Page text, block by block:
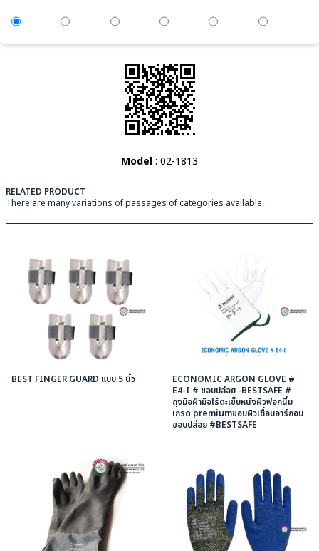
Model: 02-1813
RELATED PRODUCT
There are many variations of passages of categories available,
BEST FINGER GUARD แบบ 5 นิ้ว
ECONOMIC ARGON GLOVE #
E4-I # ขอบปล่อย -BESTSAFE #
ถุงมือฝ่ามือไร้ตะเข็บหนังผิวฟอกนิ่ม
เกรด premiumขอบผิวเชื่อมอาร์กอน
ขอบปล่อย #BESTSAFE